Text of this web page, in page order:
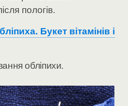
пологів.
Букет вітамінів і
обліпихи.